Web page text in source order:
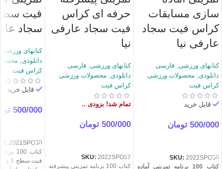
سازی مسابقات
کراس فیت سجاد
عارفی نیا
کتابهای ورزشی, فارسی
دانلودی, محصولات ورزشی
کراس فیت
قابل خرید
500/000 تومان
SKU: 2022SPO56
کتاب 100 برنامه تمرینی آماده
حرفه ای کراس
فیت سجاد عارفی
نیا
کتابهای ورزشی, فارسی
دانلودی, محصولات ورزشی
کراس فیت
تمام شد! بزودی ..
500/000 تومان
SKU: 2022SPO57
کتاب 100 برنامه تمرینی پیشرفته
سجاد
کتابهای ورزشی
دانلودی,
کراس فیت
قابل خرید
500/000
2021SPO30
کتاب